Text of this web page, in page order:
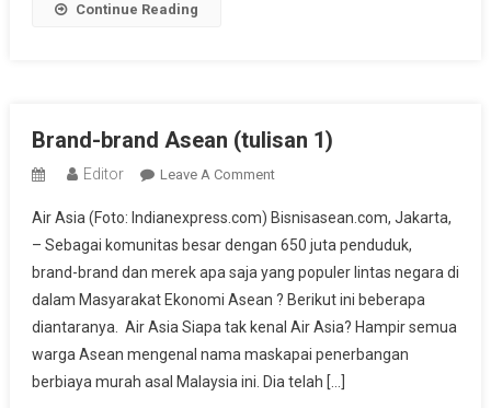
Continue Reading
Brand-brand Asean (tulisan 1)
Editor Leave A CommentOn
Brand
Asean
(tulisan
1)
Air Asia (Foto: Indianexpress.com) Bisnisasean.com, Jakarta,
– Sebagai komunitas besar dengan 650 juta penduduk,
brand-brand dan merek apa saja yang populer lintas negara di
dalam Masyarakat Ekonomi Asean ? Berikut ini beberapa
diantaranya. Air Asia Siapa tak kenal Air Asia? Hampir semua
warga Asean mengenal nama maskapai penerbangan
berbiaya murah asal Malaysia ini. Dia telah […]